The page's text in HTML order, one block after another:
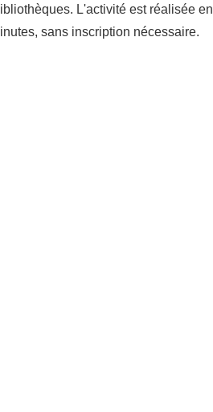
L'activité est réalisée en
sans inscription nécessaire.